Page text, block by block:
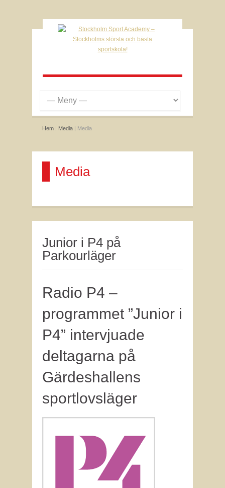
Hem | Media | Media
Media
Junior i P4 på
Parkourläger
Radio P4 –
programmet ”Junior i
P4” intervjuade
deltagarna på
Gärdeshallens
sportlovsläger